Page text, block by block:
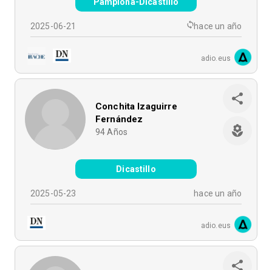
2025-06-21 hace un año
adio.eus
Conchita Izaguirre
Fernández
94 Años
Dicastillo
2025-05-23 hace un año
adio.eus